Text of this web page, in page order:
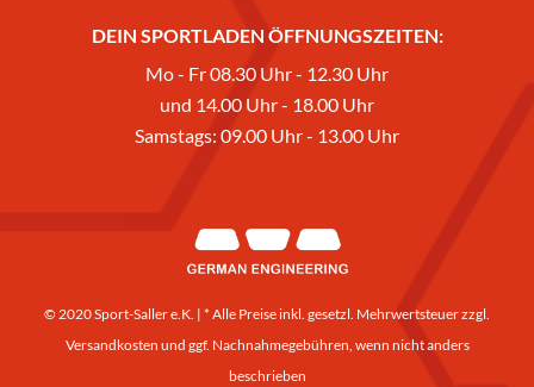
DEIN SPORTLADEN ÖFFNUNGSZEITEN:
Mo - Fr 08.30 Uhr - 12.30 Uhr
und 14.00 Uhr - 18.00 Uhr
Samstags: 09.00 Uhr - 13.00 Uhr
© 2020 Sport-Saller e.K. | * Alle Preise inkl. gesetzl. Mehrwertsteuer zzgl.
Versandkosten und ggf. Nachnahmegebühren, wenn nicht anders
beschrieben